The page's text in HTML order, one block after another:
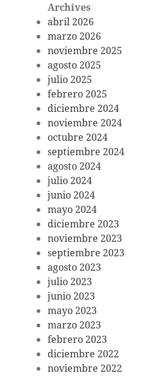
Archives
abril 2026
marzo 2026
noviembre 2025
agosto 2025
julio 2025
febrero 2025
diciembre 2024
noviembre 2024
octubre 2024
septiembre 2024
agosto 2024
julio 2024
junio 2024
mayo 2024
diciembre 2023
noviembre 2023
septiembre 2023
agosto 2023
julio 2023
junio 2023
mayo 2023
marzo 2023
febrero 2023
diciembre 2022
noviembre 2022